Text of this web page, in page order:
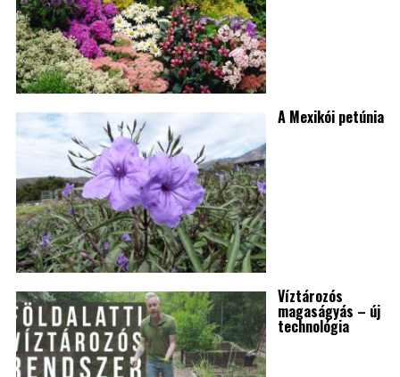
A Mexikói petúnia
Víztározós
magaságyás – új
technológia